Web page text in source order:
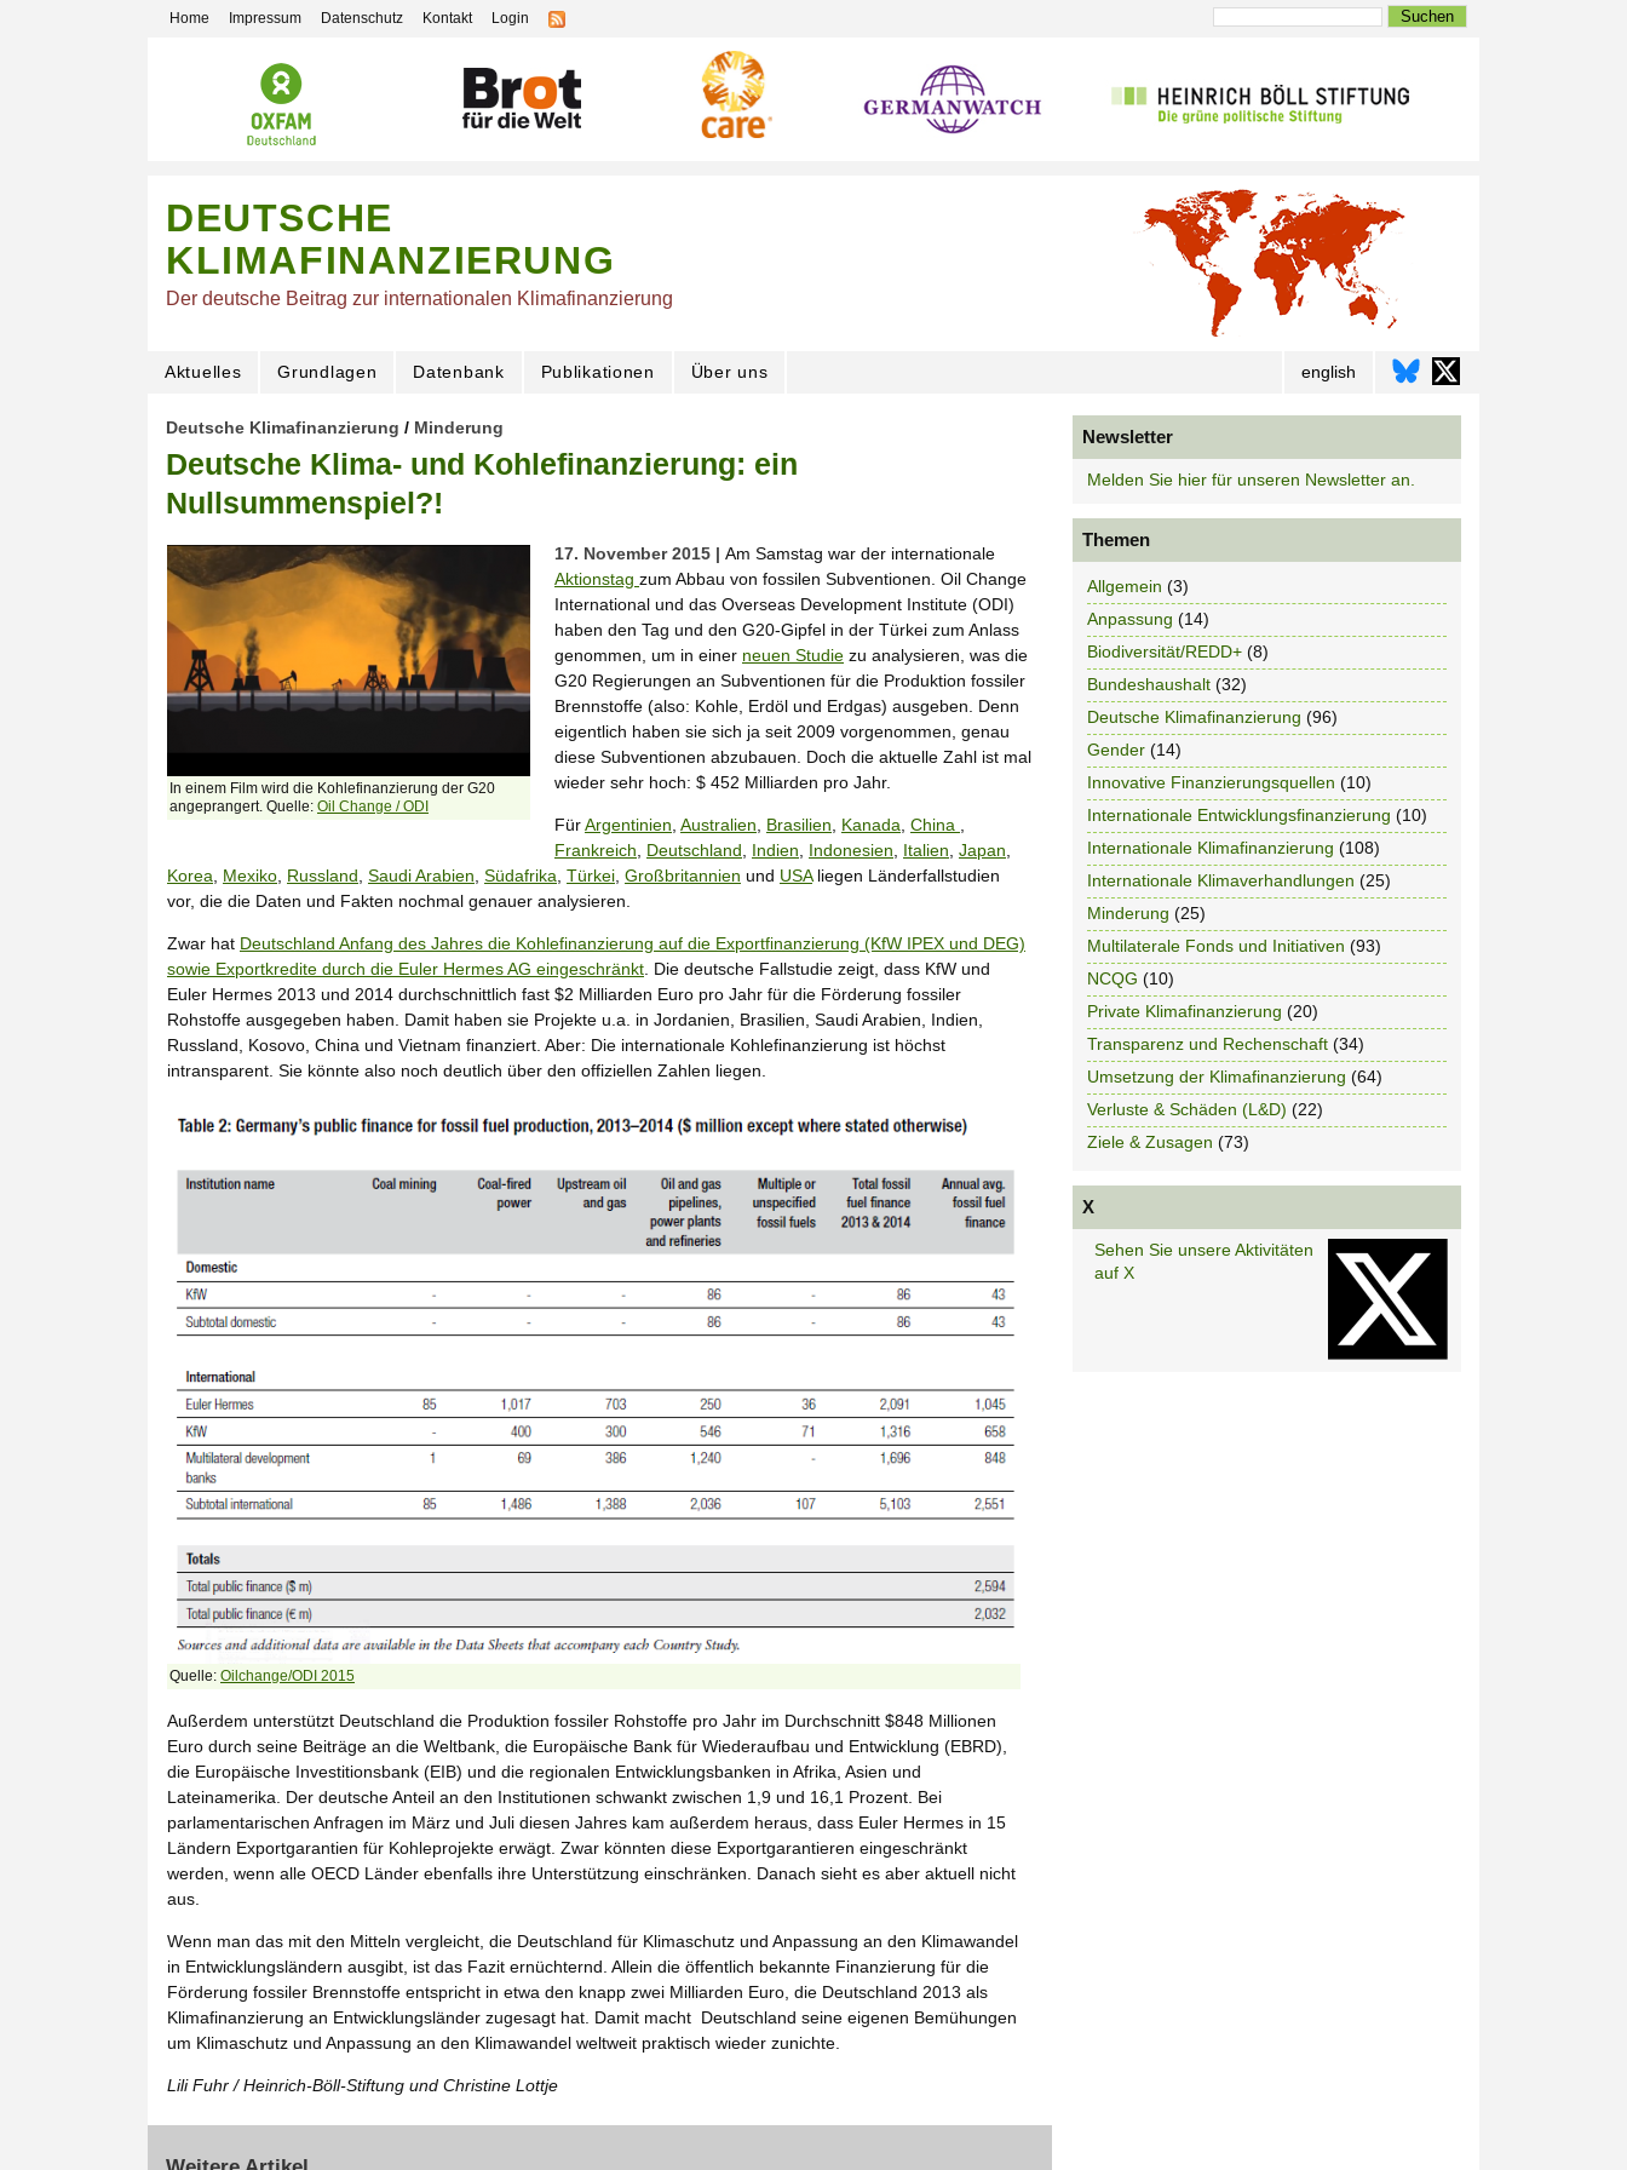
DEUTSCHE
KLIMAFINANZIERUNG
Der deutsche Beitrag zur internationalen Klimafinanzierung
Aktuelles Grundlagen Datenbank Publikationen Über uns english
Deutsche Klimafinanzierung / Minderung
Deutsche Klima- und Kohlefinanzierung: ein
Nullsummenspiel?!
In einem Film wird die Kohlefinanzierung der G20
angeprangert. Quelle: Oil Change / ODI
17. November 2015 | Am Samstag war der internationale
Aktionstag zum Abbau von fossilen Subventionen. Oil Change
International und das Overseas Development Institute (ODI)
haben den Tag und den G20-Gipfel in der Türkei zum Anlass
genommen, um in einer neuen Studie zu analysieren, was die
G20 Regierungen an Subventionen für die Produktion fossiler
Brennstoffe (also: Kohle, Erdöl und Erdgas) ausgeben. Denn
eigentlich haben sie sich ja seit 2009 vorgenommen, genau
diese Subventionen abzubauen. Doch die aktuelle Zahl ist mal
wieder sehr hoch: $ 452 Milliarden pro Jahr.
FürArgentinien Australien Brasilien Kanada China
Frankreich
Deutschland Indien Indonesien Italien Japan
Korea
Mexiko Russland Saudi Arabien Südafrika Türkei Großbritannien und USAliegen Länderfallstudien
vor, die die Daten und Fakten nochmal genauer analysieren.
Zwar hat Deutschland Anfang des Jahres die Kohlefinanzierung auf die Exportfinanzierung (KfW IPEX und DEG)
sowie Exportkredite durch die Euler Hermes AG eingeschränkt . Die deutsche Fallstudie zeigt, dass KfW und
Euler Hermes 2013 und 2014 durchschnittlich fast $2 Milliarden Euro pro Jahr für die Förderung fossiler
Rohstoffe ausgegeben haben. Damit haben sie Projekte u.a. in Jordanien, Brasilien, Saudi Arabien, Indien,
Russland, Kosovo, China und Vietnam finanziert. Aber: Die internationale Kohlefinanzierung ist höchst
intransparent. Sie könnte also noch deutlich über den offiziellen Zahlen liegen.
Quelle: Oilchange/ODI 2015
Außerdem unterstützt Deutschland die Produktion fossiler Rohstoffe pro Jahr im Durchschnitt $848 Millionen
Euro durch seine Beiträge an die Weltbank, die Europäische Bank für Wiederaufbau und Entwicklung (EBRD),
die Europäische Investitionsbank (EIB) und die regionalen Entwicklungsbanken in Afrika, Asien und
Lateinamerika. Der deutsche Anteil an den Institutionen schwankt zwischen 1,9 und 16,1 Prozent. Bei
parlamentarischen Anfragen im März und Juli diesen Jahres kam außerdem heraus, dass Euler Hermes in 15
Ländern Exportgarantien für Kohleprojekte erwägt. Zwar könnten diese Exportgarantieren eingeschränkt
werden, wenn alle OECD Länder ebenfalls ihre Unterstützung einschränken. Danach sieht es aber aktuell nicht
aus.
Wenn man das mit den Mitteln vergleicht, die Deutschland für Klimaschutz und Anpassung an den Klimawandel
in Entwicklungsländern ausgibt, ist das Fazit ernüchternd. Allein die öffentlich bekannte Finanzierung für die
Förderung fossiler Brennstoffe entspricht in etwa den knapp zwei Milliarden Euro, die Deutschland 2013 als
Klimafinanzierung an Entwicklungsländer zugesagt hat. Damit macht Deutschland seine eigenen Bemühungen
um Klimaschutz und Anpassung an den Klimawandel weltweit praktisch wieder zunichte.
Lili Fuhr / Heinrich-Böll-Stiftung und Christine Lottje
Newsletter
Melden Sie hier für unseren Newsletter an.
Themen
Allgemein (3)
Anpassung (14)
Biodiversität/REDD+(8)
Bundeshaushalt(32)
Deutsche Klimafinanzierung (96)
Gender(14)
Innovative Finanzierungsquellen (10)
Internationale Entwicklungsfinanzierung (10)
Internationale Klimafinanzierung (108)
Internationale Klimaverhandlungen (25)
Minderung (25)
Multilaterale Fonds und Initiativen (93)
NCQG (10)
Private Klimafinanzierung (20)
Transparenz und Rechenschaft(34)
Umsetzung der Klimafinanzierung (64)
Verluste & Schäden (L&D) (22)
Ziele & Zusagen (73)
X
Sehen Sie unsere Aktivitäten
auf X
Home Impressum Datenschutz Kontakt Login Suchen